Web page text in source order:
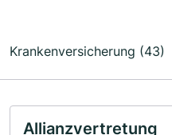
Krankenversicherung (43)
Allianzvertretung